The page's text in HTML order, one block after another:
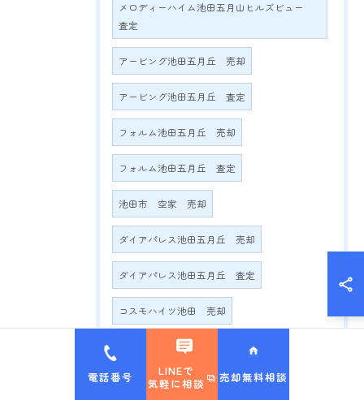
メロディーハイム池田五月山ヒルズビュー
査定
アービング池田五月丘 売却
アービング池田五月丘 査定
フォルム池田五月丘 売却
フォルム池田五月丘 査定
池田市 空家 売却
ダイアパレス池田五月丘 売却
ダイアパレス池田五月丘 査定
コスモハイツ池田 売却
コスモハイツ池田 査定
池田五月丘パークハイム 売却
電話番号
LINEで
気軽に相談
売却無料相談